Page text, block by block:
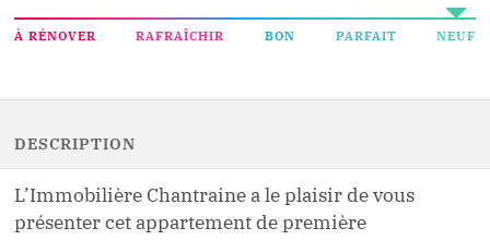
À RÉNOVER RAFRAÎCHIR BON PARFAIT NEUF
DESCRIPTION
L’Immobilière Chantraine a le plaisir de vous
présenter cet appartement de première